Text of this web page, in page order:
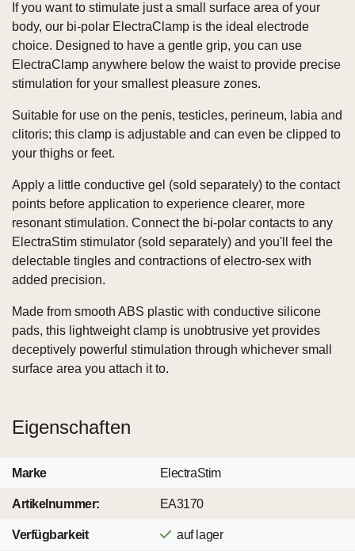
If you want to stimulate just a small surface area of your
body, our bi-polar ElectraClamp is the ideal electrode
choice. Designed to have a gentle grip, you can use
ElectraClamp anywhere below the waist to provide precise
stimulation for your smallest pleasure zones.
Suitable for use on the penis, testicles, perineum, labia and
clitoris; this clamp is adjustable and can even be clipped to
your thighs or feet.
Apply a little conductive gel (sold separately) to the contact
points before application to experience clearer, more
resonant stimulation. Connect the bi-polar contacts to any
ElectraStim stimulator (sold separately) and you'll feel the
delectable tingles and contractions of electro-sex with
added precision.
Made from smooth ABS plastic with conductive silicone
pads, this lightweight clamp is unobtrusive yet provides
deceptively powerful stimulation through whichever small
surface area you attach it to.
Eigenschaften
Marke ElectraStim
Artikelnummer: EA3170
Verfügbarkeit auf lager